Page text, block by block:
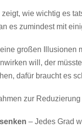
wie wichtig es
es zumindest mit
großen Illusionen
will, der
dafür braucht es
zur
– Jedes Grad